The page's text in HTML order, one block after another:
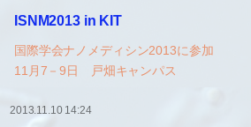
ISNM2013 in KIT
国際学会ナノメディシン2013に参加
11月7－9日 戸畑キャンパス
2013.11.10 14:24